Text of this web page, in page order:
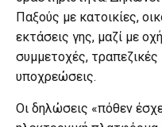
Παξούς με κατοικίες,
εκτάσεις γης, μαζί με
συμμετοχές, τραπεζικές
υποχρεώσεις.
Οι δηλώσεις «πόθεν